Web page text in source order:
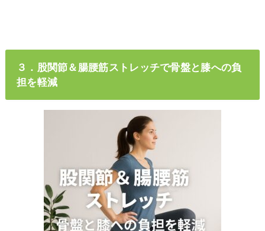
３．股関節＆腸腰筋ストレッチで骨盤と膝への負
担を軽減